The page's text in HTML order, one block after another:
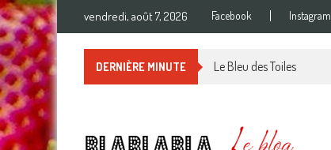
Skip
vendredi, août 7, 2026 Facebook Instagram
DERNIÈRE MINUTE Le Bleu des Toiles